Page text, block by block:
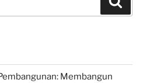
Membangun